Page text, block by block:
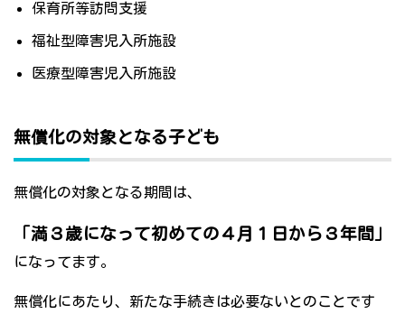
保育所等訪問支援
福祉型障害児入所施設
医療型障害児入所施設
無償化の対象となる子ども
無償化の対象となる期間は、
「満３歳になって初めての４月１日から３年間」
になってます。
無償化にあたり、新たな手続きは必要ないとのことです